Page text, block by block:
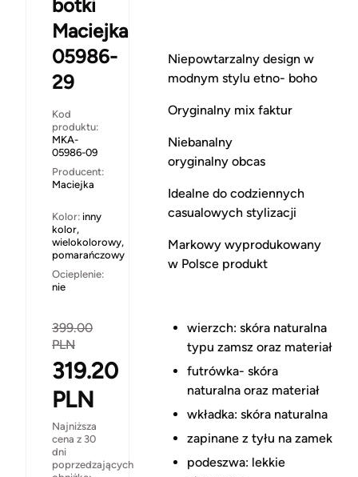
botki
Maciejka
05986-
29
Kod
produktu:
MKA-
05986-09
Producent:
Maciejka
Kolor: inny
kolor,
wielokolorowy,
pomarańczowy
Ocieplenie:
nie
399.00
PLN
319.20
PLN
Najniższa
cena z 30
dni
poprzedzających
Niepowtarzalny design w
modnym stylu etno- boho
Oryginalny mix faktur
Niebanalny
oryginalny obcas
Idealne do codziennych
casualowych stylizacji
Markowy wyprodukowany
w Polsce produkt
wierzch: skóra naturalna
typu zamsz oraz materiał
futrówka- skóra
naturalna oraz materiał
wkładka: skóra naturalna
zapinane z tyłu na zamek
podeszwa: lekkie